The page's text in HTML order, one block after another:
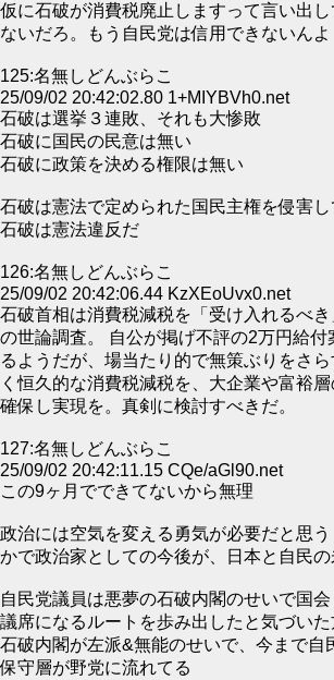
仮に石破が消費税廃止しますって言い出
ないだろ。もう自民党は信用できないんよ
125:名無しどんぶらこ
25/09/02 20:42:02.80 1+MIYBVh0.net
石破は選挙３連敗、それも大惨敗
石破に国民の民意は無い
石破に政策を決める権限は無い
石破は憲法で定められた国民主権を侵害し
石破は憲法違反だ
126:名無しどんぶらこ
25/09/02 20:42:06.44 KzXEoUvx0.net
石破首相は消費税減税を「受け入れるべ
の世論調査。 自公が掲げ不評の2万円給付
るようだが、場当たり的で無策ぶりをさ
く恒久的な消費税減税を、大企業や富裕
確保し実現を。真剣に検討すべきだ。
127:名無しどんぶらこ
25/09/02 20:42:11.15 CQe/aGl90.net
この9ヶ月でできてないから無理
政治には空気を変える勇気が必要だと思
かで政治家としての今後が、日本と自民
自民党議員は悪夢の石破内閣のせいで国
議席になるルートを歩み出したと気づい
石破内閣が左派&無能のせいで、今まで自
保守層が野党に流れてる